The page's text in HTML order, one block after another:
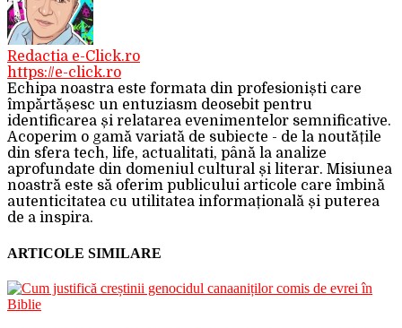
Redactia e-Click.ro
https://e-click.ro
Echipa noastra este formata din profesioniști care
împărtășesc un entuziasm deosebit pentru
identificarea și relatarea evenimentelor semnificative.
Acoperim o gamă variată de subiecte - de la noutățile
din sfera tech, life, actualitati, până la analize
aprofundate din domeniul cultural și literar. Misiunea
noastră este să oferim publicului articole care îmbină
autenticitatea cu utilitatea informațională și puterea
de a inspira.
ARTICOLE SIMILARE